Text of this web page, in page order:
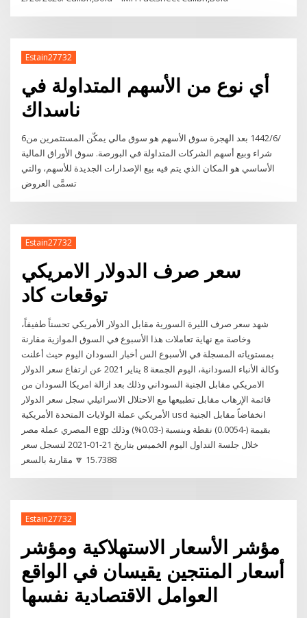
Estain27732
أي نوع من الأسهم المتداولة في
ناسداك
6‏‏/6‏‏/1442 بعد الهجرة سوق الأسهم هو سوق مالي يمكّن المستثمرين من
شراء وبيع أسهم الشركات المتداولة في البورصة. سوق الأوراق المالية
الأساسي هو المكان الذي يتم فيه بيع الإصدارات الجديدة للأسهم، والتي
تسمَّى العروض
Estain27732
سعر صرف الدولار الامريكي
توقعات كاد
شهد سعر صرف الليرة السورية مقابل الدولار الأمريكي تحسناً طفيفاً،
وخاصة مع نهاية تعاملات هذا الأسبوع في السوق الموازية مقارنة
بمستوياته المسجلة في الأسبوع الس أخبار السودان اليوم حيث أعلنت
وكالة الأنباء السودانية، اليوم الجمعة 8 يناير 2021 عن ارتفاع سعر الدولار
الامريكي مقابل الجنية السوداني وذلك بعد ازالة امريكا السودان من
قائمة الإرهاب مقابل تطبيعها مع الاحتلال الاسرائيلي سجل سعر الدولار
الأمريكي عملة الولايات المتحدة الأمريكية usd انخفاضاً مقابل الجنية
المصري عملة مصر egp بقيمة (-0.0054) نقطة وبنسبة (-0.03%) وذلك
خلال جلسة التداول اليوم الخميس بتاريخ 21-01-2021 لتسجل سعر
15.7388 🔽 مقارنة بالسعر
Estain27732
مؤشر الأسعار الاستهلاكية ومؤشر
أسعار المنتجين يقيسان في الواقع
العوامل الاقتصادية نفسها